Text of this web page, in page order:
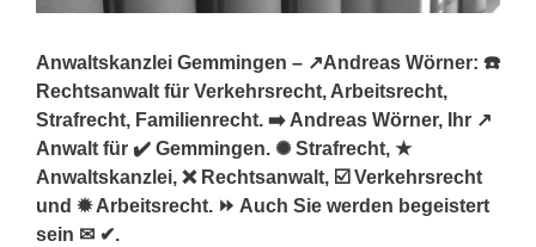
Anwaltskanzlei Gemmingen – ↗️Andreas Wörner: ☎️
Rechtsanwalt für Verkehrsrecht, Arbeitsrecht,
Strafrecht, Familienrecht. ➡️ Andreas Wörner, Ihr ↗️
Anwalt für ✔️ Gemmingen. ✺ Strafrecht, ★
Anwaltskanzlei, ❌ Rechtsanwalt, ☑️ Verkehrsrecht
und ✹ Arbeitsrecht. ⏩ Auch Sie werden begeistert
sein ✉ ✔.